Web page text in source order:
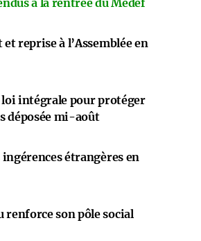
à la rentrée du Medef
reprise à l’Assemblée en
intégrale pour protéger
déposée mi-août
étrangères en
renforce son pôle social